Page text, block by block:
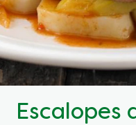
Escalopes